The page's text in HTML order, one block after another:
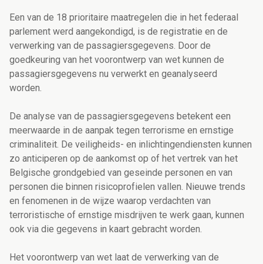
Een van de 18 prioritaire maatregelen die in het federaal
parlement werd aangekondigd, is de registratie en de
verwerking van de passagiersgegevens. Door de
goedkeuring van het voorontwerp van wet kunnen de
passagiersgegevens nu verwerkt en geanalyseerd
worden.
De analyse van de passagiersgegevens betekent een
meerwaarde in de aanpak tegen terrorisme en ernstige
criminaliteit. De veiligheids- en inlichtingendiensten kunnen
zo anticiperen op de aankomst op of het vertrek van het
Belgische grondgebied van geseinde personen en van
personen die binnen risicoprofielen vallen. Nieuwe trends
en fenomenen in de wijze waarop verdachten van
terroristische of ernstige misdrijven te werk gaan, kunnen
ook via die gegevens in kaart gebracht worden.
Het voorontwerp van wet laat de verwerking van de